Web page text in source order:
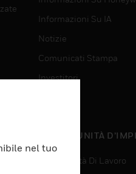
Informazioni Su IA
Notizie
Comunicati Stampa
Investitori
OPPORTUNITÀ
Opportunità Di Lavoro
nel tuo